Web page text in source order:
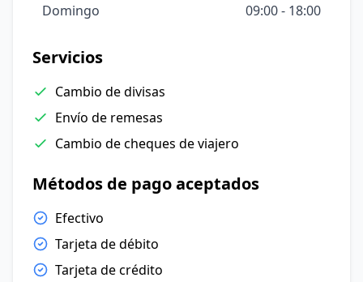
Domingo 09:00 - 18:00
Servicios
Cambio de divisas
Envío de remesas
Cambio de cheques de viajero
Métodos de pago aceptados
Efectivo
Tarjeta de débito
Tarjeta de crédito